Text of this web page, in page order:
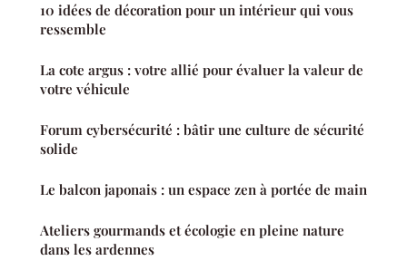
10 idées de décoration pour un intérieur qui vous
ressemble
La cote argus : votre allié pour évaluer la valeur de
votre véhicule
Forum cybersécurité : bâtir une culture de sécurité
solide
Le balcon japonais : un espace zen à portée de main
Ateliers gourmands et écologie en pleine nature
dans les ardennes